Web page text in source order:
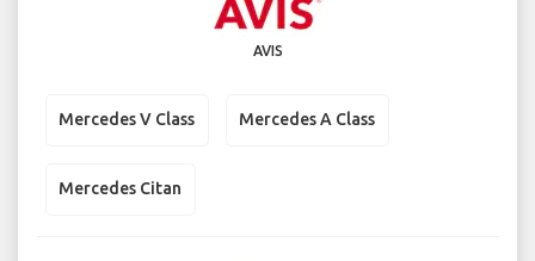
AVIS
Mercedes V Class Mercedes A Class
Mercedes Citan